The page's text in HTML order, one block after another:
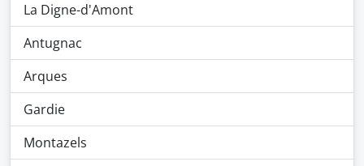
La Digne-d'Amont
Antugnac
Arques
Gardie
Montazels